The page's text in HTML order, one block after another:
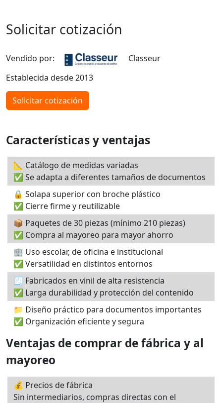
Solicitar cotización
Vendido por:
Classeur
Establecida desde 2013
Solicitar cotización
Características y ventajas
📐 Catálogo de medidas variadas
✅ Se adapta a diferentes tamaños de documentos
🔒 Solapa superior con broche plástico
✅ Cierre firme y reutilizable
📦 Paquetes de 30 piezas (mínimo 210 piezas)
✅ Compra al mayoreo para mayor ahorro
🏢 Uso escolar, de oficina e institucional
✅ Versatilidad en distintos entornos
🧾 Fabricados en vinil de alta resistencia
✅ Larga durabilidad y protección del contenido
📁 Diseño práctico para documentos importantes
✅ Organización eficiente y segura
Ventajas de comprar de fábrica y al
mayoreo
💰 Precios de fábrica
Sin intermediarios, compras directas con el